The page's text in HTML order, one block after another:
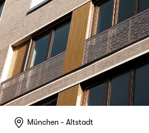
München - Altstadt